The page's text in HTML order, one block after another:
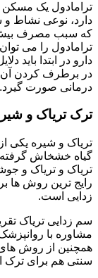
ترامادول یک مسکن
دارد، نوعی نشاط
که سبب مصرف بیش
ترامادول را می
دارو در ابتدا باید
در برطرف کردن آن
درمانی صورت گیرد.
ترک تریاک و
تریاک و شیره یکی
گیاه خشخاش
تریاک و تریاک و
رایج ترین روش ها
زدایی است.
مشاوره با
همچنین از روش
سنتی هم برای ترک